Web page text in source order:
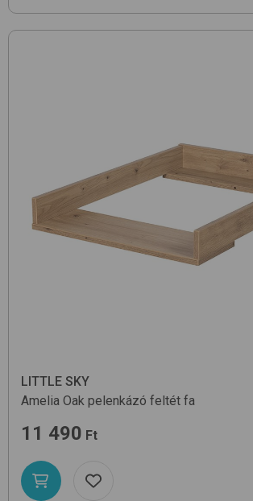
LITTLE SKY
Amelia Oak pelenkázó feltét fa
11 490 Ft